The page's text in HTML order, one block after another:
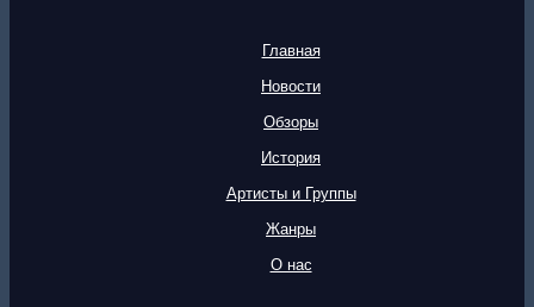
Главная
Новости
Обзоры
История
Артисты и Группы
Жанры
О нас